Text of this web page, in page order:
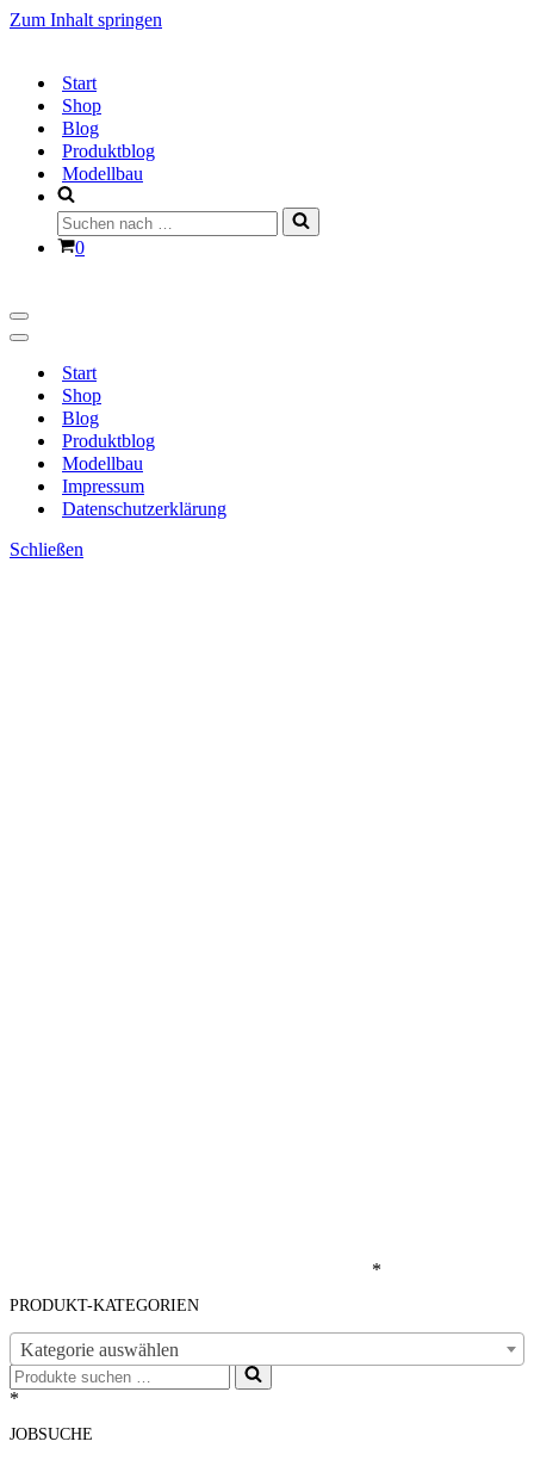
Zum Inhalt springen
Start
Shop
Blog
Produktblog
Modellbau
Suchen
nach …
Warenkorb
0
Navigationsmenü
Navigationsmenü
Start
Shop
Blog
Produktblog
Modellbau
Impressum
Datenschutzerklärung
Schließen
*
PRODUKT-KATEGORIEN
Kategorie auswählen
Suchen
nach …
*
JOBSUCHE